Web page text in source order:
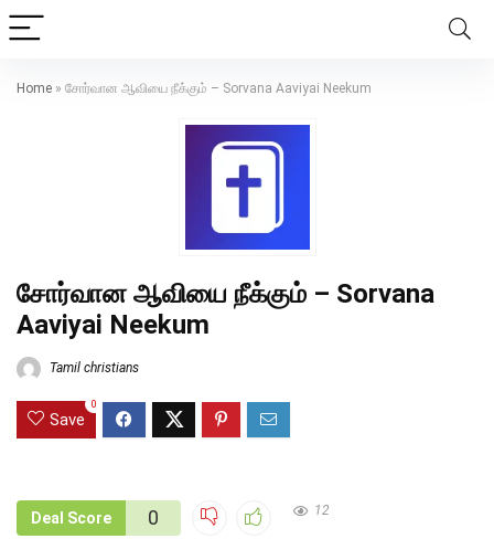
Home » சோர்வான ஆவியை நீக்கும் – Sorvana Aaviyai Neekum
சோர்வான ஆவியை நீக்கும் – Sorvana
Aaviyai Neekum
Tamil christians
Save
0
Deal Score 0 12